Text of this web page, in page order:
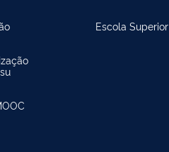
Escola Superior